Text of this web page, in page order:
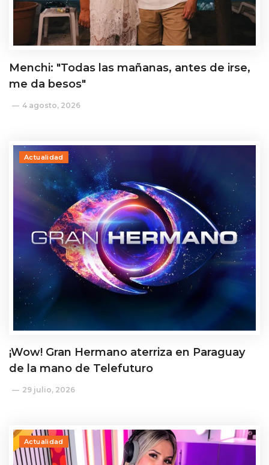
Menchi: "Todas las mañanas, antes de irse,
me da besos"
4 agosto, 2026
Actualidad
¡Wow! Gran Hermano aterriza en Paraguay
de la mano de Telefuturo
29 julio, 2026
Actualidad